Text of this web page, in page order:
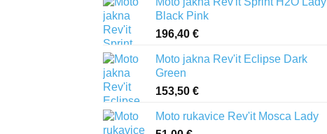
Black Pink
196,40 €
Moto jakna Rev'it Eclipse Dark
Green
153,50 €
Moto rukavice Rev'it Mosca Lady